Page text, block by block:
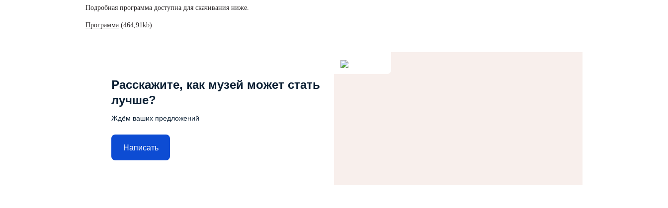
Подробная программа доступна для скачивания ниже.
Программа (464,91kb)
Расскажите, как музей может стать
лучше?
Ждём ваших предложений
Написать